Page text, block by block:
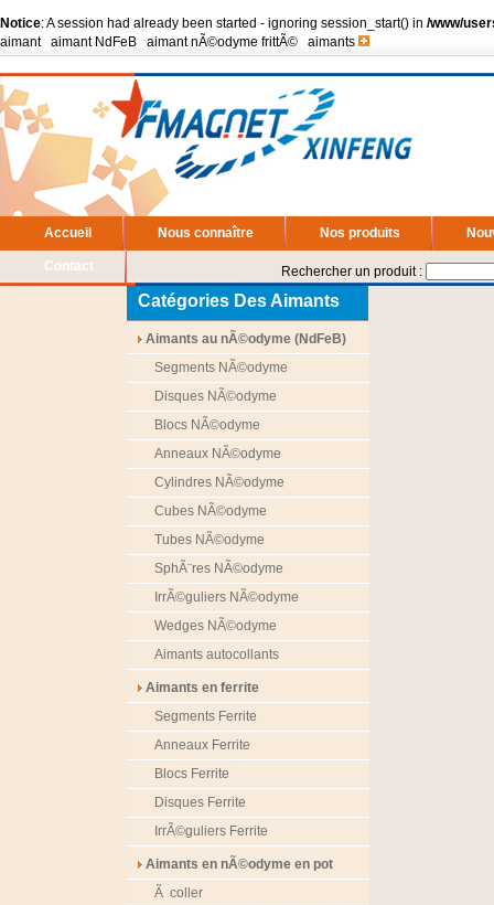
Notice: A session had already been started - ignoring session_start() in /www/
aimant aimant NdFeB aimant nÃ©odyme frittÃ© aimants
Accueil Nous connaître Nos produits
Contact Rechercher un produit :
Catégories Des Aimants
Aimants au nÃ©odyme (NdFeB)
Segments NÃ©odyme
Disques NÃ©odyme
Blocs NÃ©odyme
Anneaux NÃ©odyme
Cylindres NÃ©odyme
Cubes NÃ©odyme
Tubes NÃ©odyme
SphÃ¨res NÃ©odyme
IrrÃ©guliers NÃ©odyme
Wedges NÃ©odyme
Aimants autocollants
Aimants en ferrite
Segments Ferrite
Anneaux Ferrite
Blocs Ferrite
Disques Ferrite
IrrÃ©guliers Ferrite
Aimants en nÃ©odyme en pot
Ã coller